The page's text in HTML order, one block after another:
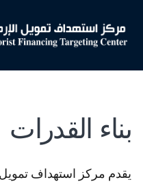
المحتوى
الرئيسي
بناء القدرات
يقدم مركز استهداف